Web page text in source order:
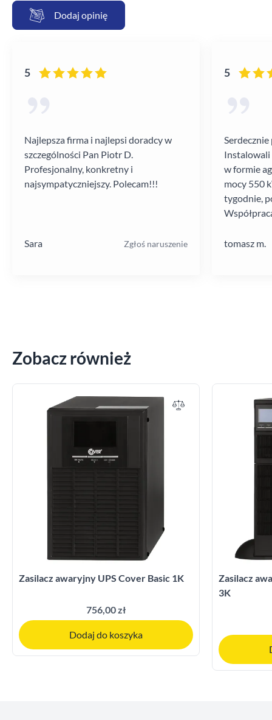
Dodaj opinię
5
Najlepsza firma i najlepsi doradcy w
szczególności Pan Piotr D.
Profesjonalny, konkretny i
najsympatyczniejszy. Polecam!!!
Sara Zgłoś naruszenie
5
Instalowali
w formie
mocy 550
tygodnie,
tomasz m.
Zobacz również
Zasilacz awaryjny UPS Cover Basic 1K
756,00 zł
Dodaj do koszyka
Zasilacz
3K